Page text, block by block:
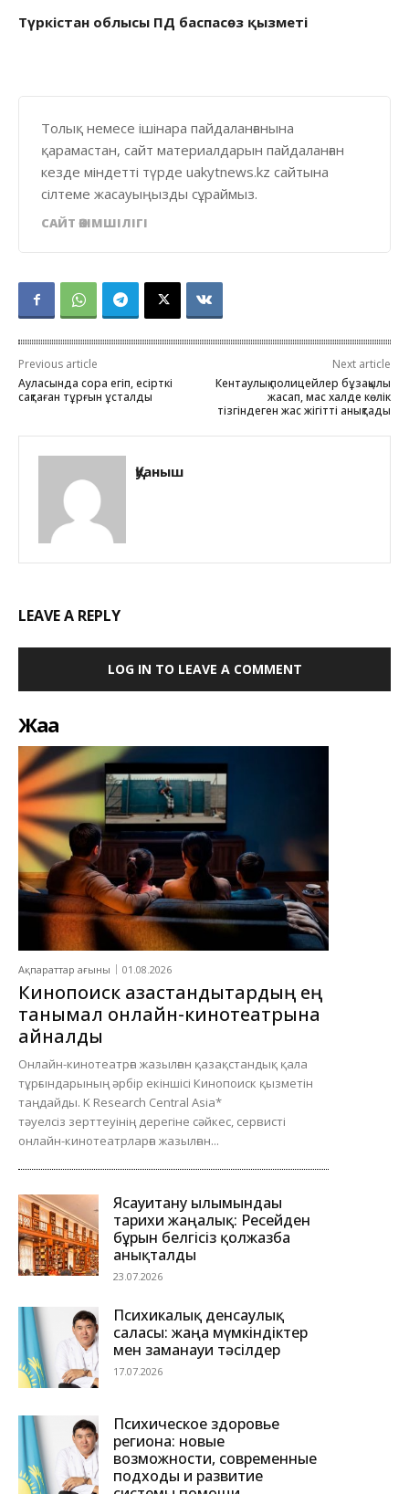
Түркістан облысы ПД баспасөз қызметі
Толық немесе ішінара пайдаланғанына
қарамастан, сайт материалдарын пайдаланған
кезде міндетті түрде uakytnews.kz сайтына
сілтеме жасауыңызды сұраймыз.
САЙТ ӘКІМШІЛІГІ
Previous article
Ауласында сора егіп, есірткі
сақтаған тұрғын ұсталды
Next article
Кентаулық полицейлер бұзақылық
жасап, мас халде көлік
тізгіндеген жас жігітті анықтады
Қуаныш
LEAVE A REPLY
LOG IN TO LEAVE A COMMENT
Жаңа
Ақпараттар ағыны 01.08.2026
Кинопоиск қазақстандықтардың ең
танымал онлайн-кинотеатрына
айналды
Онлайн-кинотеатрға жазылған қазақстандық қала
тұрғындарының әрбір екіншісі Кинопоиск қызметін
таңдайды. K Research Central Asia*
тәуелсіз зерттеуінің дерегіне сәйкес, сервисті
онлайн-кинотеатрларға жазылған...
Ясауитану ғылымындағы
тарихи жаңалық: Ресейден
бұрын белгісіз қолжазба
анықталды
23.07.2026
Психикалық денсаулық
саласы: жаңа мүмкіндіктер
мен заманауи тәсілдер
17.07.2026
Психическое здоровье
региона: новые
возможности, современные
подходы и развитие